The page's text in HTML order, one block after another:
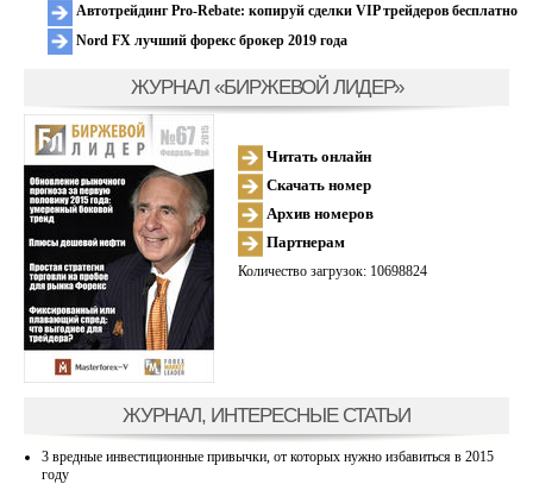
Автотрейдинг Pro-Rebate: копируй сделки VIP трейдеров бесплатно
Nord FX лучший форекс брокер 2019 года
ЖУРНАЛ «БИРЖЕВОЙ ЛИДЕР»
Читать онлайн
Скачать номер
Архив номеров
Партнерам
Количество загрузок: 10698824
ЖУРНАЛ, ИНТЕРЕСНЫЕ СТАТЬИ
3 вредные инвестиционные привычки, от которых нужно избавиться в 2015
году